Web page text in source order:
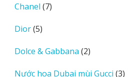
phẩm
Chanel 77
Dior 55
phẩm
Dolce & Gabbana 22
Nước hoa Dubai mùi Gucci 33